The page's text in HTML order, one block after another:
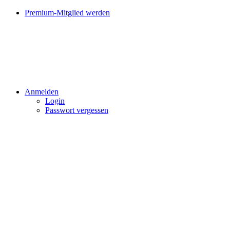
Premium-Mitglied werden
Anmelden
Login
Passwort vergessen